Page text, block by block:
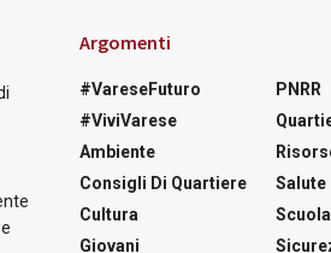
Argomenti
#VareseFuturo
#ViviVarese
Ambiente
Consigli Di Quartiere
Cultura
Giovani
PNRR
Salute